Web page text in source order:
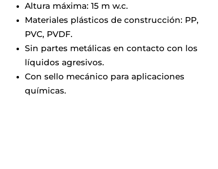
Altura máxima: 15 m w.c.
Materiales plásticos de construcción: PP,
PVC, PVDF.
Sin partes metálicas en contacto con los
líquidos agresivos.
Con sello mecánico para aplicaciones
químicas.